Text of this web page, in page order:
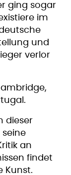
ging sogar
im
und
verlor
dieser
seine
an
findet
Kunst.